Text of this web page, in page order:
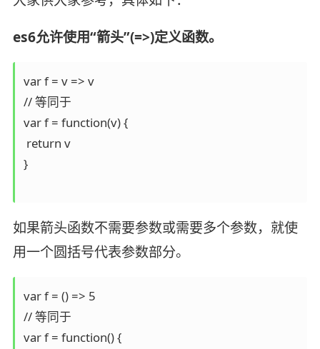
es6允许使用“箭头”(=>)定义函数。
var f = v => v
// 等同于
var f = function(v) {
return v
}
如果箭头函数不需要参数或需要多个参数，就使
用一个圆括号代表参数部分。
var f = () => 5
// 等同于
var f = function() {